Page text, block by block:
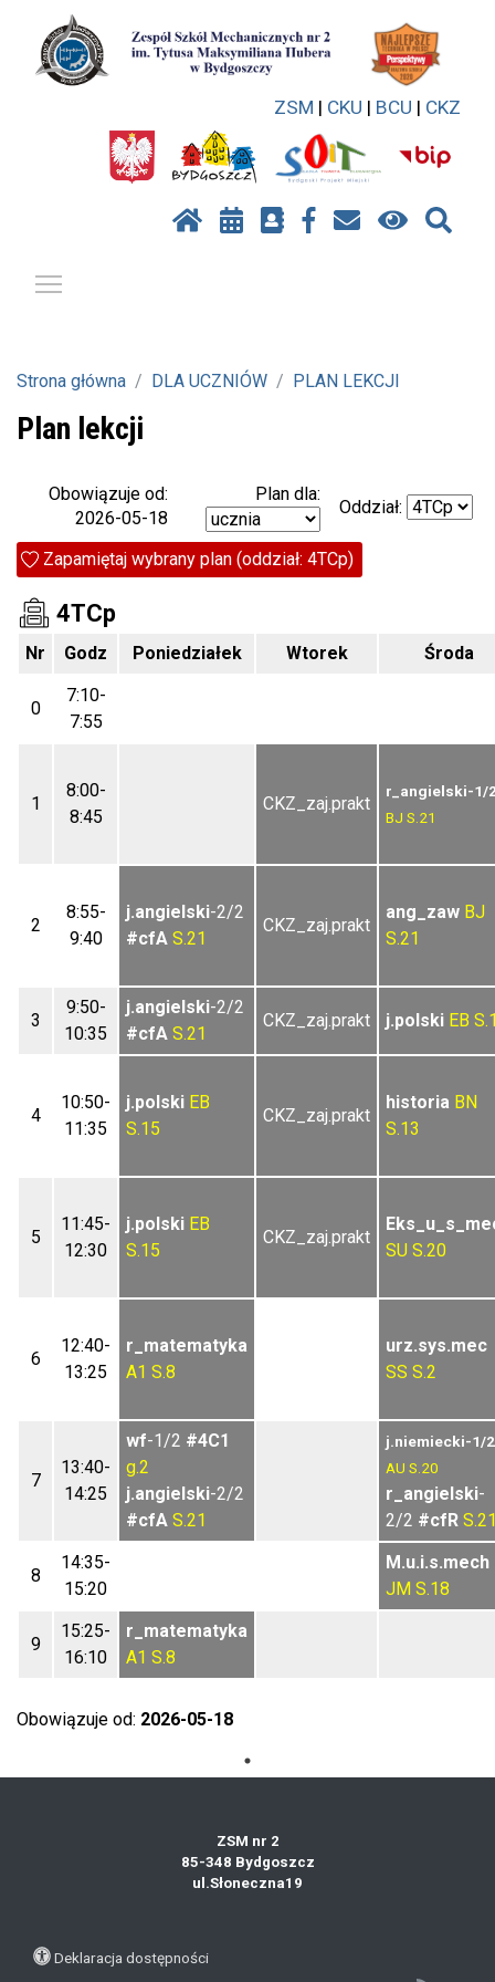
ZSM | CKU | BCU | CKZ
Strona główna DLA UCZNIÓW PLAN LEKCJI
Plan lekcji
Obowiązuje od:
2026-05-18
Plan dla:
Oddział:
Zapamiętaj wybrany plan (oddział: 4TCp)
4TCp
Nr Godz Poniedziałek Wtorek Środa
0
7:10-
7:55
1
8:00-
8:45
CKZ_zaj.prakt
r_angielski-1/
BJ S.21
2
8:55-
9:40
j.angielski-2/2
#cfA S.21
CKZ_zaj.prakt
ang_zaw BJ
S.21
3
9:50-
10:35
j.angielski-2/2
#cfA S.21
CKZ_zaj.prakt j.polski EB
4
10:50-
11:35
j.polski EB
S.15
CKZ_zaj.prakt
historia BN
S.13
5
11:45-
12:30
j.polski EB
S.15
CKZ_zaj.prakt
SU S.20
6
12:40-
13:25
r_matematyka
A1 S.8
urz.sys.mec
SS S.2
7
13:40-
14:25
wf-1/2 #4C1
g.2
j.angielski-2/2
#cfA S.21
j.niemiecki-1/2
AU S.20
r_angielski-
2/2 #cfR
8
14:35-
15:20
M.u.i.s.mech
JM S.18
9
15:25-
16:10
r_matematyka
A1 S.8
Obowiązuje od: 2026-05-18
ZSM nr 2
85-348 Bydgoszcz
ul.Słoneczna19
Deklaracja dostępności